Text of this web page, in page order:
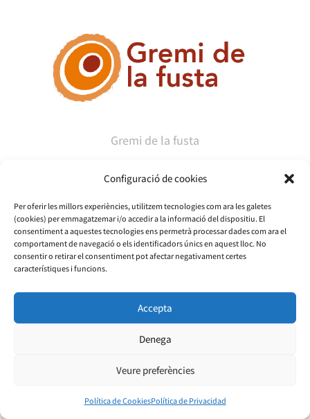
Configuració de cookies
Per oferir les millors experiències, utilitzem tecnologies com ara les galetes
(cookies) per emmagatzemar i/o accedir a la informació del dispositiu. El
consentiment a aquestes tecnologies ens permetrà processar dades com ara el
comportament de navegació o els identificadors únics en aquest lloc. No
consentir o retirar el consentiment pot afectar negativament certes
característiques i funcions.
Accepta
Denega
Veure preferències
Política de CookiesPolítica de Privacidad
Gremi de la fusta
Gremi de Transports i Logística de Catalunya